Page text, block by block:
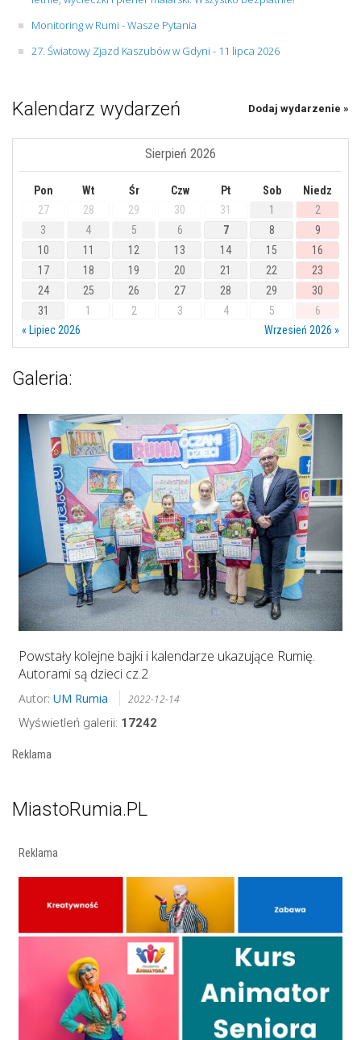
Monitoring w Rumi - Wasze Pytania
27. Światowy Zjazd Kaszubów w Gdyni - 11 lipca 2026
Kalendarz wydarzeń Dodaj wydarzenie »
Sierpień 2026
Pon Wt Śr Czw Pt Sob
Niedz
27
28 29 30 31 1
2
3
4 5 6 7 8
9
10
11 12 13 14 15
16
17
18 19 20 21 22
23
24
25 26 27 28 29
30
31
1 2 3 4 5
6
« Lipiec 2026
Wrzesień 2026 »
Galeria:
Powstały kolejne bajki i kalendarze ukazujące Rumię.
Autorami są dzieci cz.2
Autor: UM Rumia 2022-12-14
Wyświetleń galerii: 17242
Reklama
MiastoRumia.PL
Reklama